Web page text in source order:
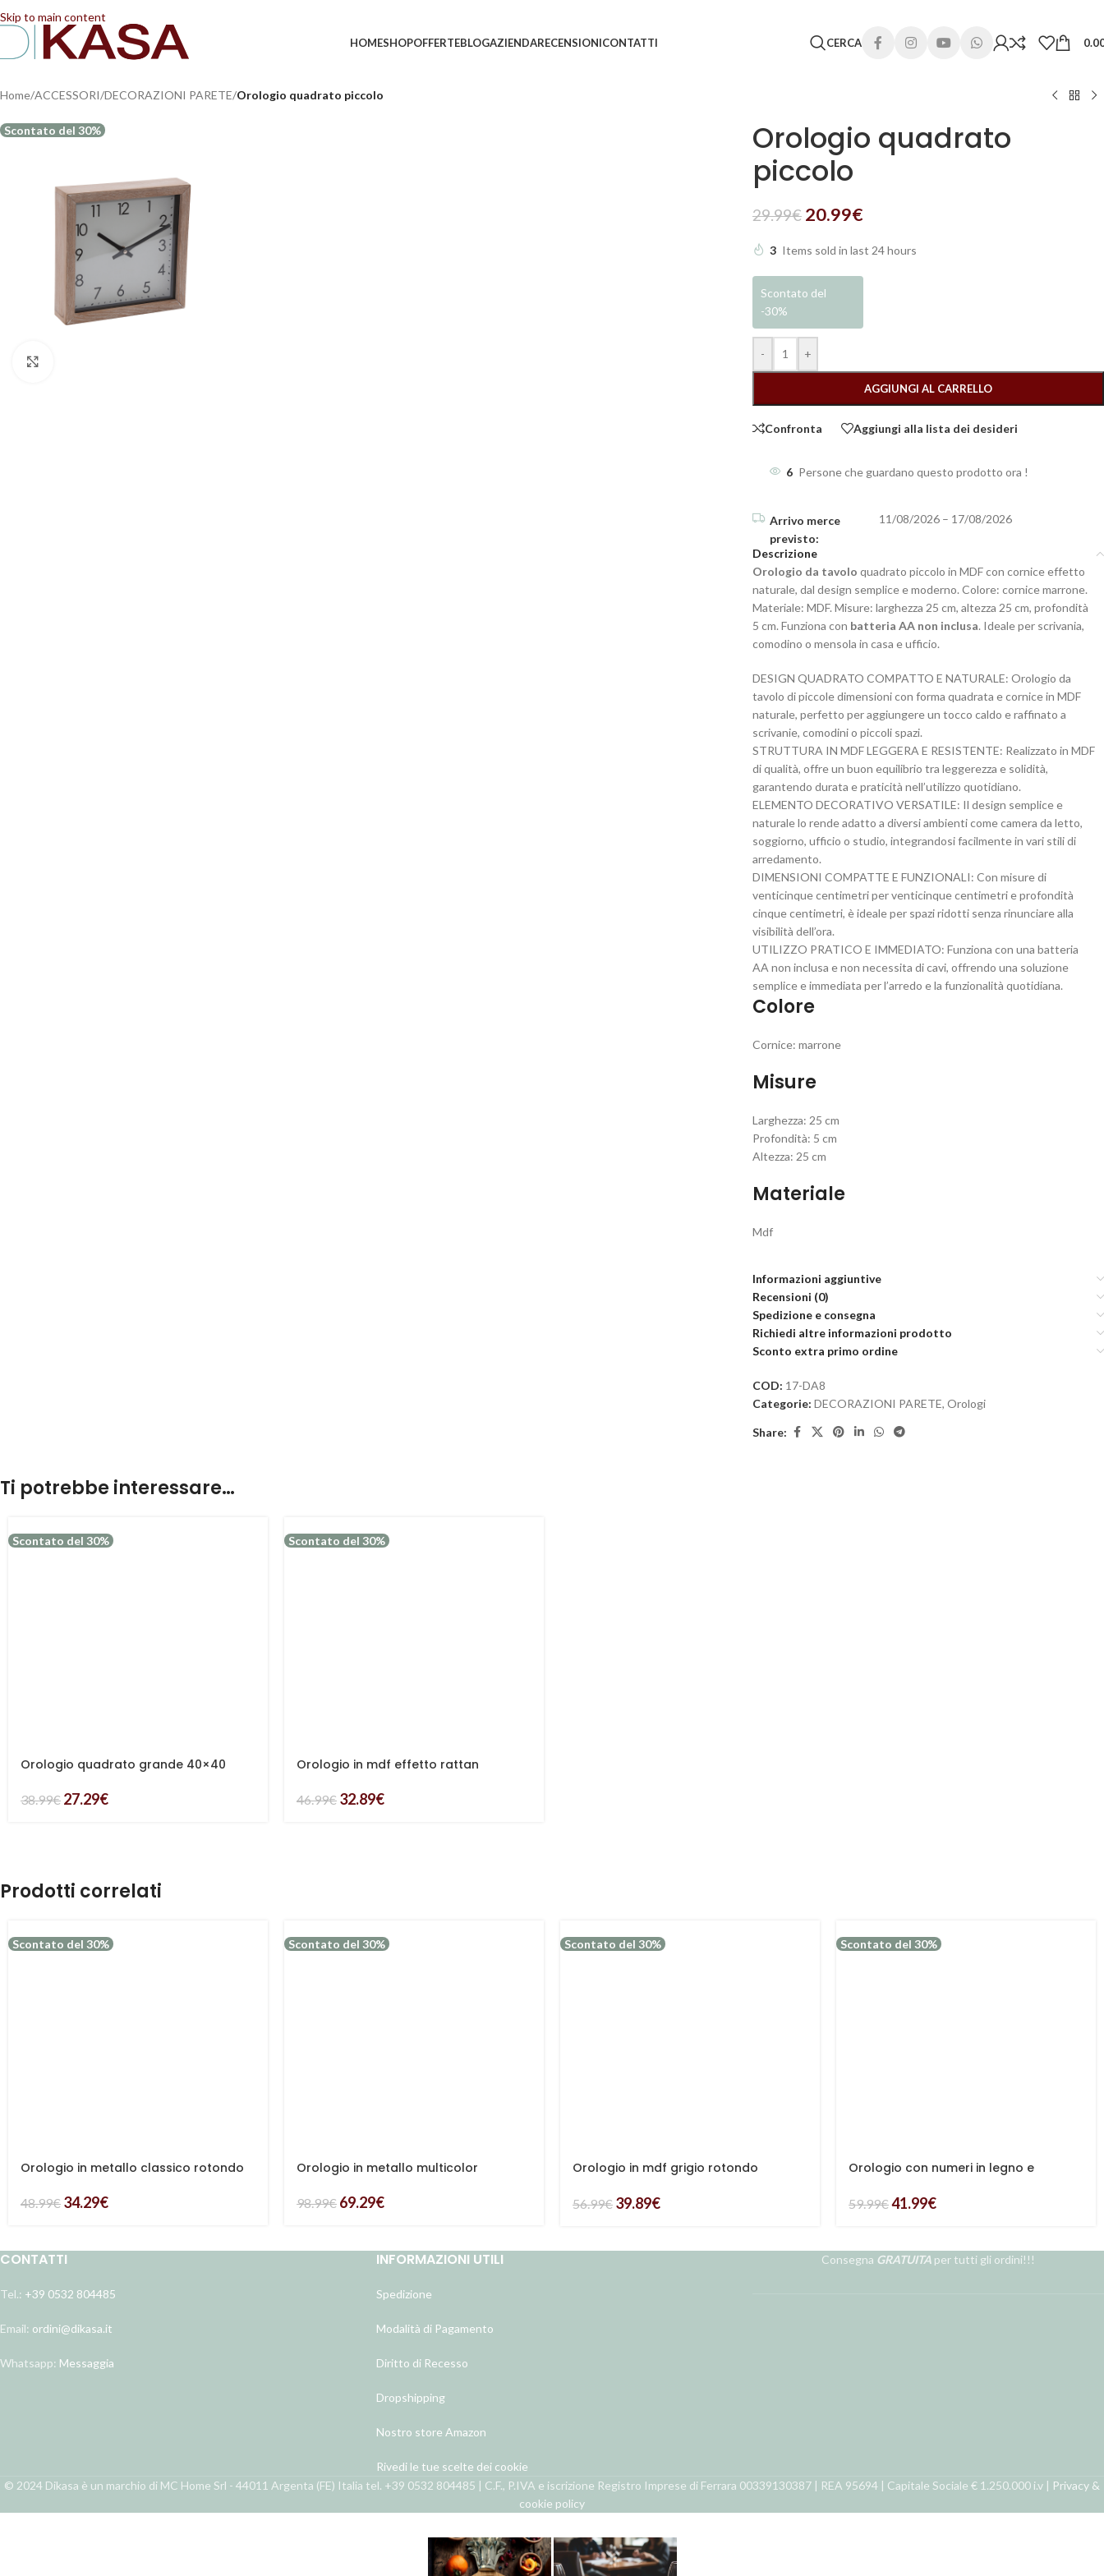
Skip to main content
HOMESHOPOFFERTEBLOGAZIENDARECENSIONICONTATTI CERCA
Home/ACCESSORI/DECORAZIONI PARETE/Orologio quadrato piccolo
Scontato del 30%
Orologio quadrato
piccolo
29.99€ 20.99€
3 Items sold in last 24 hours
Scontato del
-30%
- +
AGGIUNGI AL CARRELLO
Confronta Aggiungi alla lista dei desideri
6 Persone che guardano questo prodotto ora !
11/08/2026 – 17/08/2026
Descrizione
Orologio da tavolo quadrato piccolo in MDF con cornice effetto
naturale, dal design semplice e moderno. Colore: cornice marrone.
Materiale: MDF. Misure: larghezza 25 cm, altezza 25 cm, profondità
5 cm. Funziona con batteria AA non inclusa. Ideale per scrivania,
comodino o mensola in casa e ufficio.
DESIGN QUADRATO COMPATTO E NATURALE: Orologio da
tavolo di piccole dimensioni con forma quadrata e cornice in MDF
naturale, perfetto per aggiungere un tocco caldo e raffinato a
scrivanie, comodini o piccoli spazi.
STRUTTURA IN MDF LEGGERA E RESISTENTE: Realizzato in MDF
di qualità, offre un buon equilibrio tra leggerezza e solidità,
garantendo durata e praticità nell’utilizzo quotidiano.
ELEMENTO DECORATIVO VERSATILE: Il design semplice e
naturale lo rende adatto a diversi ambienti come camera da letto,
soggiorno, ufficio o studio, integrandosi facilmente in vari stili di
arredamento.
DIMENSIONI COMPATTE E FUNZIONALI: Con misure di
venticinque centimetri per venticinque centimetri e profondità
cinque centimetri, è ideale per spazi ridotti senza rinunciare alla
visibilità dell’ora.
UTILIZZO PRATICO E IMMEDIATO: Funziona con una batteria
AA non inclusa e non necessita di cavi, offrendo una soluzione
semplice e immediata per l’arredo e la funzionalità quotidiana.
Colore
Cornice: marrone
Misure
Larghezza: 25 cm
Profondità: 5 cm
Altezza: 25 cm
Materiale
Mdf
Informazioni aggiuntive
Recensioni (0)
Spedizione e consegna
Richiedi altre informazioni prodotto
Sconto extra primo ordine
COD: 17-DA8
Categorie: DECORAZIONI PARETE, Orologi
Share:
Ti potrebbe interessare…
Scontato del 30%
Orologio quadrato grande 40×40
38.99€ 27.29€
Scontato del 30%
Orologio in mdf effetto rattan
46.99€ 32.89€
Prodotti correlati
Scontato del 30%
Orologio in metallo classico rotondo
48.99€ 34.29€
Scontato del 30%
Orologio in metallo multicolor
98.99€ 69.29€
Scontato del 30%
Orologio in mdf grigio rotondo
56.99€ 39.89€
Scontato del 30%
Orologio con numeri in legno e
59.99€41.99€
CONTATTI
Tel.: +39 0532 804485
Email: ordini@dikasa.it
Whatsapp: Messaggia
INFORMAZIONI UTILI
Spedizione
Modalità di Pagamento
Diritto di Recesso
Dropshipping
Nostro store Amazon
Rivedi le tue scelte dei cookie
Consegna GRATUITA per tutti gli ordini!!!
© 2024 Dikasa è un marchio di MC Home Srl - 44011 Argenta (FE) Italia tel. +39 0532 804485 | C.F., P.IVA e iscrizione Registro Imprese di Ferrara 00339130387 | REA 95694 | Capitale Sociale € 1.250.000 i.v | Privacy &
cookie policy